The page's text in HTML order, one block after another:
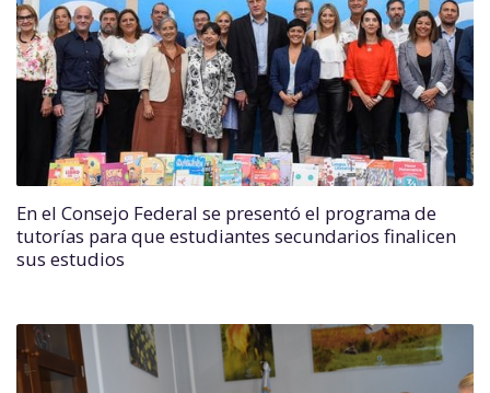
En el Consejo Federal se presentó el programa de
tutorías para que estudiantes secundarios finalicen
sus estudios